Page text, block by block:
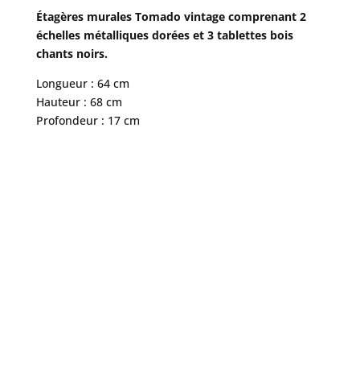
Étagères murales Tomado vintage comprenant 2
échelles métalliques dorées et 3 tablettes bois
chants noirs.
Longueur : 64 cm
Hauteur : 68 cm
Profondeur : 17 cm